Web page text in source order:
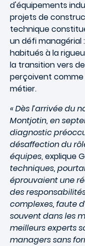
d'équipements
projets de
technique
un défi managérial
habitués à la
la transition vers
perçoivent
métier.
« Dès l’arrivée du
Montjotin, en
diagnostic
désaffection du
équipes, explique
techniques,
éprouvaient une
des
complexes, faute
souvent dans les
meilleurs experts
managers sans